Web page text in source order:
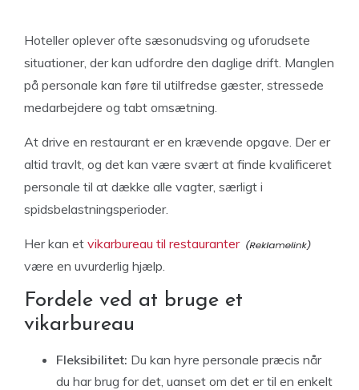
Hoteller oplever ofte sæsonudsving og uforudsete
situationer, der kan udfordre den daglige drift. Manglen
på personale kan føre til utilfredse gæster, stressede
medarbejdere og tabt omsætning.
At drive en restaurant er en krævende opgave. Der er
altid travlt, og det kan være svært at finde kvalificeret
personale til at dække alle vagter, særligt i
spidsbelastningsperioder.
Her kan et vikarbureau til restauranter
være en uvurderlig hjælp.
Fordele ved at bruge et
vikarbureau
Fleksibilitet: Du kan hyre personale præcis når
du har brug for det, uanset om det er til en enkelt